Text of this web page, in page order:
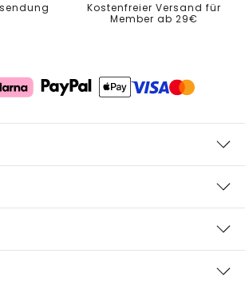
Kostenfreier Versand für
Member ab 29€